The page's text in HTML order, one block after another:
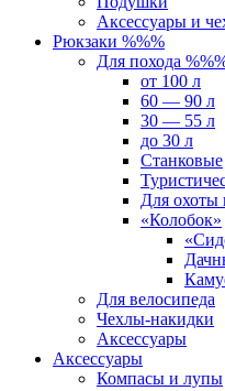
Аксессуары и
Рюкзаки %%%
Для похода
от 100 л
60 — 90 л
30 — 55 л
до 30 л
Станковые
Для охоты
«Колобок»
Для велосипеда
Чехлы-накидки
Аксессуары
Аксессуары
Компасы и лупы